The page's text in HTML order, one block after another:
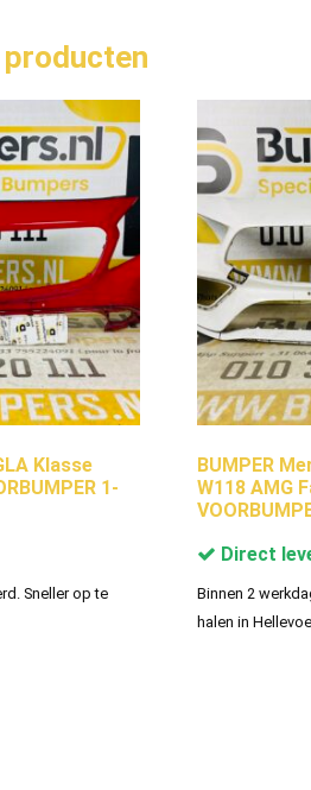
Klasse
1-
Sneller op te
BUMPER
W118 AMG
Direct
Binnen 2
halen in